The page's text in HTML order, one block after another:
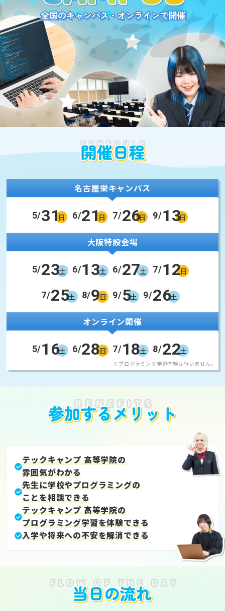
名古屋栄キャンパス
5/31日 6/21日 7/26日 9/13日
大阪特設会場
5/23土 6/13土 6/27土 7/12日
7/25土 8/9日 9/5土 9/26土
オンライン開催
5/16土 6/28日 7/18土 8/22土
※プログラミング学習体験は行いません。
テックキャンプ 高等学院の
雰囲気がわかる
先生に学校やプログラミングの
ことを相談できる
テックキャンプ 高等学院の
プログラミング学習を体験できる
入学や将来への不安を解消できる